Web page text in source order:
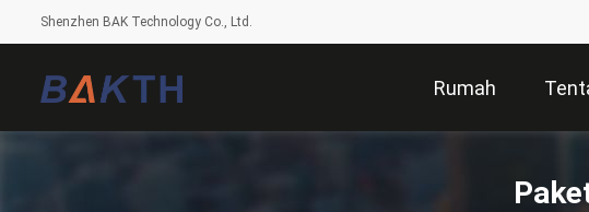
Shenzhen BAK Technology Co., Ltd.
Rumah